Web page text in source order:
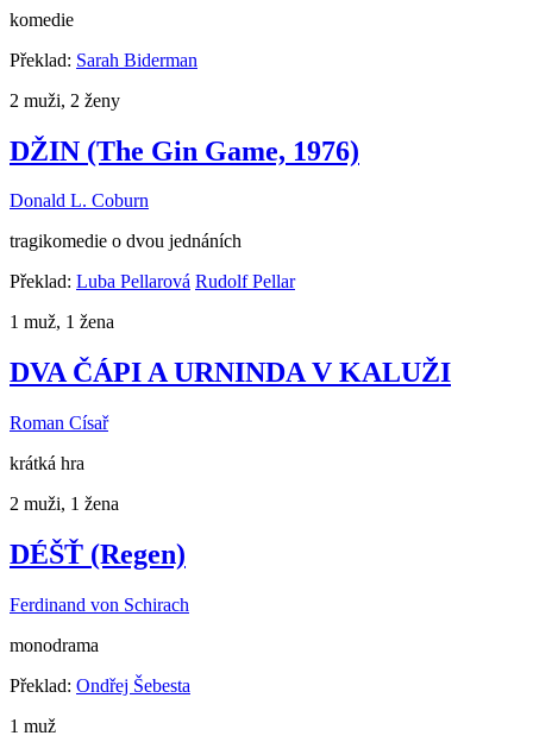
komedie
Překlad: Sarah Biderman
2 muži, 2 ženy
DŽIN (The Gin Game, 1976)
Donald L. Coburn
tragikomedie o dvou jednáních
Překlad: Luba Pellarová Rudolf Pellar
1 muž, 1 žena
DVA ČÁPI A URNINDA V KALUŽI
Roman Císař
krátká hra
2 muži, 1 žena
DÉŠŤ (Regen)
Ferdinand von Schirach
monodrama
Překlad: Ondřej Šebesta
1 muž